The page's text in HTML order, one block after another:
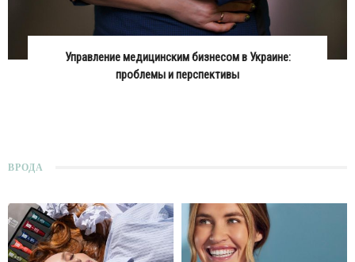
Управление медицинским бизнесом в Украине:
проблемы и перспективы
ВРОДА